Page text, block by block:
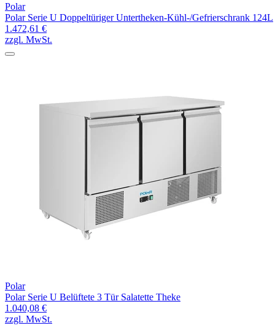
Polar
Polar Serie U Doppeltüriger Untertheken-Kühl-/Gefrierschrank 124L
1.472,61 €
zzgl. MwSt.
Polar
Polar Serie U Belüftete 3 Tür Salatette Theke
1.040,08 €
zzgl. MwSt.